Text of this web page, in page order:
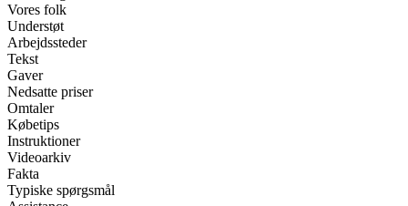
Vores folk
Understøt
Arbejdssteder
Tekst
Gaver
Nedsatte priser
Omtaler
Købetips
Instruktioner
Videoarkiv
Fakta
Typiske spørgsmål